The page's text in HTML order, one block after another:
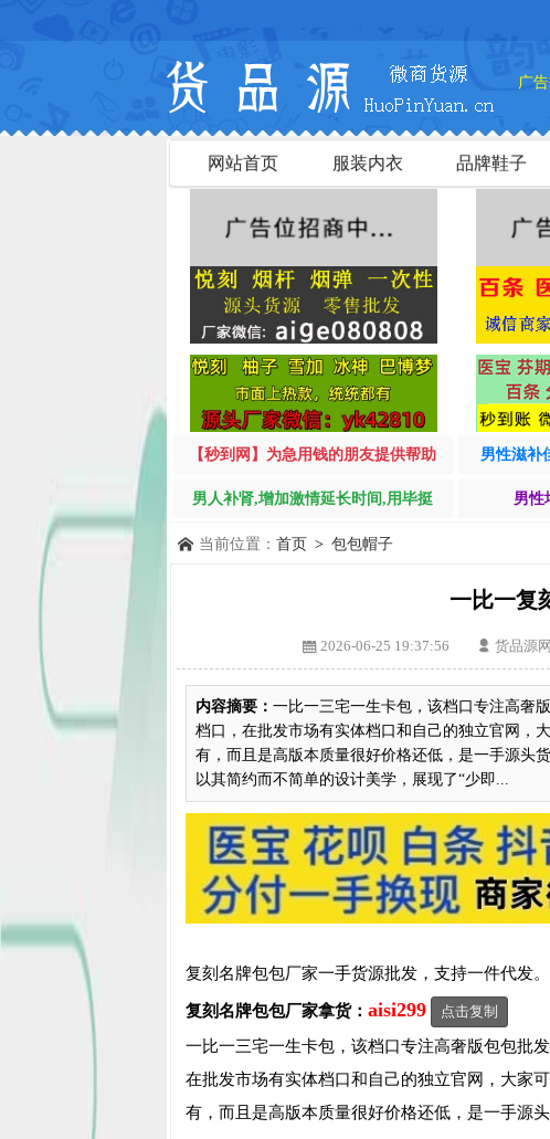
广
网站首页 服装内衣 品牌鞋子
【秒到网】为急用钱的朋友提供帮助 男性滋补
男人补肾,增加激情延长时间,用毕挺 男性
当前位置： 首页 > 包包帽子
一比一复
2026-06-25 19:37:56 货品源网
内容摘要： 一比一三宅一生卡包，该档口专注高奢
档口，在批发市场有实体档口和自己的独立官网，
有，而且是高版本质量很好价格还低，是一手源头
以其简约而不简单的设计美学，展现了“少即...
复刻名牌包包厂家一手货源批发，支持一件代发。
复刻名牌包包厂家拿货： aisi299 点击复制
一比一三宅一生卡包，该档口专注高奢版包包批
在批发市场有实体档口和自己的独立官网，大家
有，而且是高版本质量很好价格还低，是一手源头